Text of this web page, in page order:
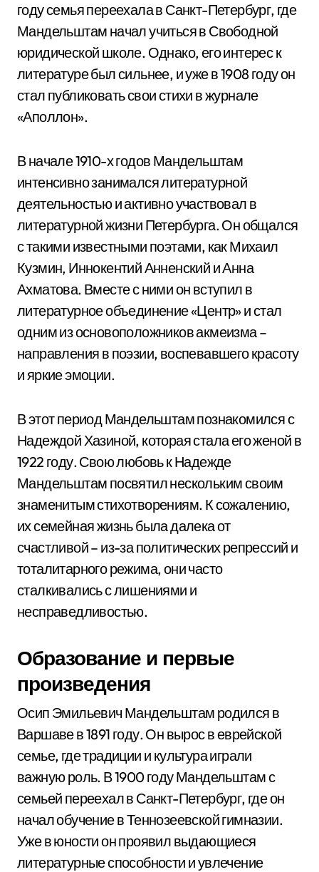
году семья переехала в Санкт-Петербург, где
Мандельштам начал учиться в Свободной
юридической школе. Однако, его интерес к
литературе был сильнее, и уже в 1908 году он
стал публиковать свои стихи в журнале
«Аполлон».
В начале 1910-х годов Мандельштам
интенсивно занимался литературной
деятельностью и активно участвовал в
литературной жизни Петербурга. Он общался
с такими известными поэтами, как Михаил
Кузмин, Иннокентий Анненский и Анна
Ахматова. Вместе с ними он вступил в
литературное объединение «Центр» и стал
одним из основоположников акмеизма –
направления в поэзии, воспевавшего красоту
и яркие эмоции.
В этот период Мандельштам познакомился с
Надеждой Хазиной, которая стала его женой в
1922 году. Свою любовь к Надежде
Мандельштам посвятил нескольким своим
знаменитым стихотворениям. К сожалению,
их семейная жизнь была далека от
счастливой – из-за политических репрессий и
тоталитарного режима, они часто
сталкивались с лишениями и
несправедливостью.
Образование и первые
произведения
Осип Эмильевич Мандельштам родился в
Варшаве в 1891 году. Он вырос в еврейской
семье, где традиции и культура играли
важную роль. В 1900 году Мандельштам с
семьей переехал в Санкт-Петербург, где он
начал обучение в Теннозеевской гимназии.
Уже в юности он проявил выдающиеся
литературные способности и увлечение